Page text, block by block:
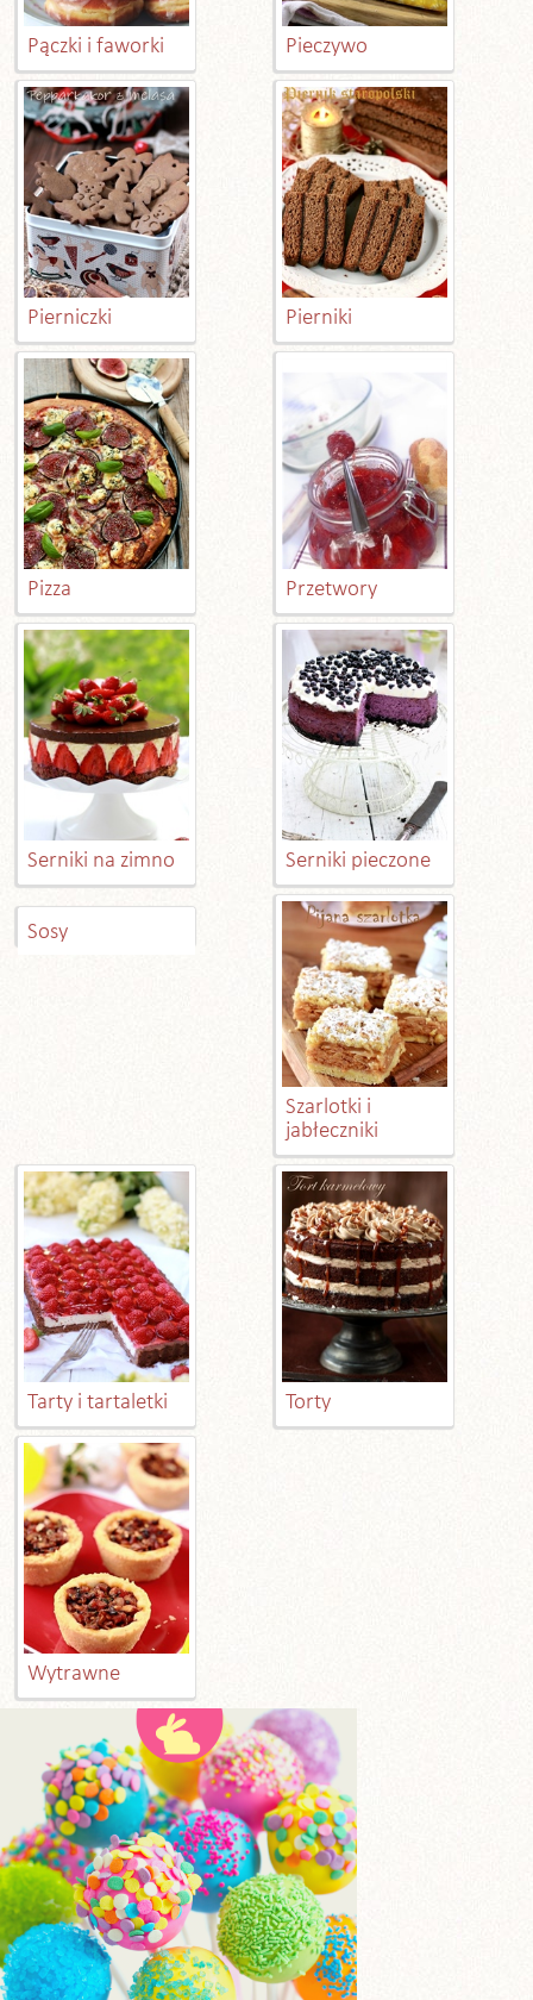
Pączki i faworki Pieczywo
Pierniczki Pierniki
Pizza Przetwory
Serniki na zimno Serniki pieczone
Sosy
Szarlotki i
jabłeczniki
Tarty i tartaletki Torty
Wytrawne